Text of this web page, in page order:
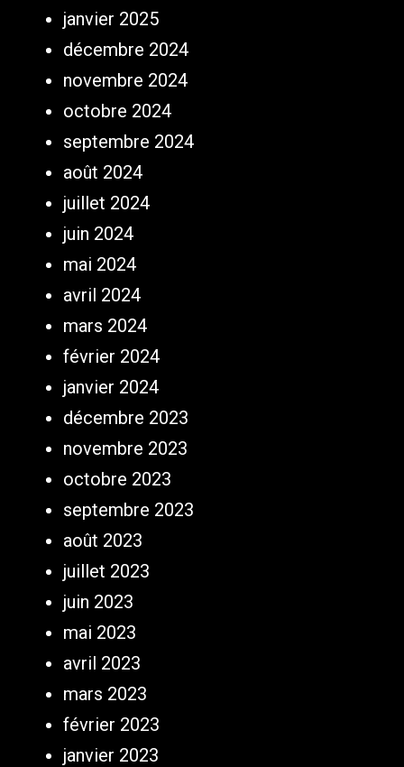
janvier 2025
décembre 2024
novembre 2024
octobre 2024
septembre 2024
août 2024
juillet 2024
juin 2024
mai 2024
avril 2024
mars 2024
février 2024
janvier 2024
décembre 2023
novembre 2023
octobre 2023
septembre 2023
août 2023
juillet 2023
juin 2023
mai 2023
avril 2023
mars 2023
février 2023
janvier 2023